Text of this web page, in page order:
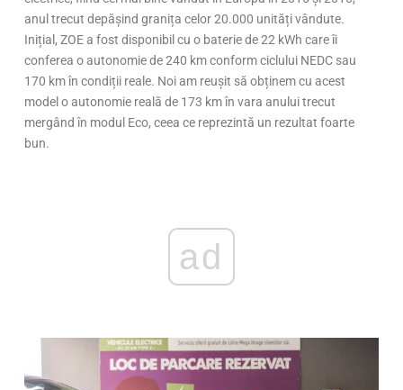
anul trecut depășind granița celor 20.000 unități vândute.
Inițial, ZOE a fost disponibil cu o baterie de 22 kWh care îi
conferea o autonomie de 240 km conform ciclului NEDC sau
170 km în condiții reale. Noi am reușit să obținem cu acest
model o autonomie reală de 173 km în vara anului trecut
mergând în modul Eco, ceea ce reprezintă un rezultat foarte
bun.
ad